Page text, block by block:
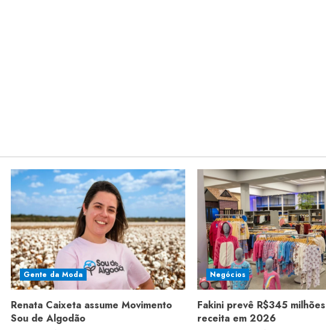
Gente da Moda
Renata Caixeta assume Movimento
Sou de Algodão
Negócios
Fakini prevê R$345
receita em 2026